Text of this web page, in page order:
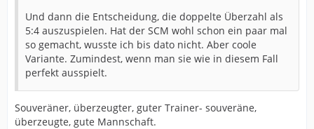
Und dann die Entscheidung, die doppelte Überzahl als
5:4 auszuspielen. Hat der SCM wohl schon ein paar mal
so gemacht, wusste ich bis dato nicht. Aber coole
Variante. Zumindest, wenn man sie wie in diesem Fall
perfekt ausspielt.
Souveräner, überzeugter, guter Trainer- souveräne,
überzeugte, gute Mannschaft.